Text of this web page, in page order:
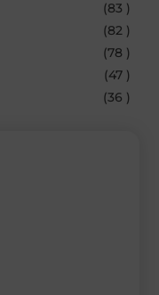
(83 )
(82 )
(78 )
(47 )
(36 )